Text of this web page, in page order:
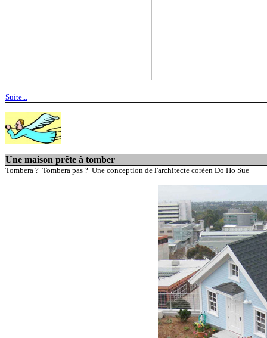
Suite...
Une maison prête à tomber
Tombera ? Tombera pas ? Une conception de l'architecte coréen Do Ho Sue